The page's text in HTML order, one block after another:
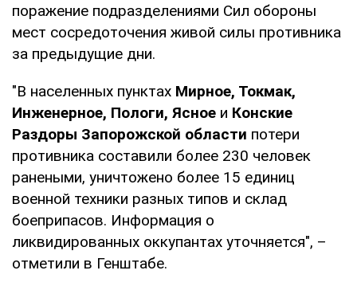
поражение подразделениями Сил обороны
мест сосредоточения живой силы противника
за предыдущие дни.
"В населенных пунктах Мирное, Токмак,
Инженерное, Пологи, Ясное и Конские
Раздоры Запорожской области потери
противника составили более 230 человек
ранеными, уничтожено более 15 единиц
военной техники разных типов и склад
боеприпасов. Информация о
ликвидированных оккупантах уточняется", –
отметили в Генштабе.